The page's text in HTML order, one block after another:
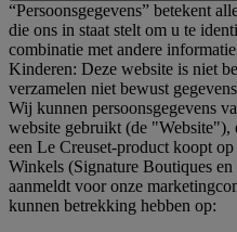
“Persoonsgegevens” betekent
die ons in staat stelt om u te
combinatie met andere
Kinderen: Deze website is niet
verzamelen niet bewust
Wij kunnen persoonsgegevens
website gebruikt (de "Website"),
een Le Creuset-product koopt
Winkels (Signature Boutiques
aanmeldt voor onze
kunnen betrekking hebben op: